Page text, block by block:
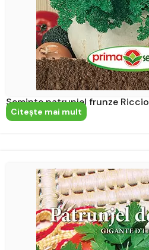
Seminte patrunjel frunze Riccio
Citeşte mai mult